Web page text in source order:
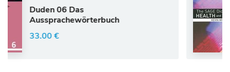
White, K:
and Society
33.63 €